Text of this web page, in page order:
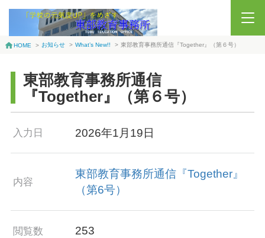
HOME > お知らせ > What’s New!! > 東部教育事務所通信『Together』（第６号）
東部教育事務所通信
『Together』（第６号）
入力日 2026年1月19日
内容
東部教育事務所通信『Together』
（第6号）
閲覧数 253